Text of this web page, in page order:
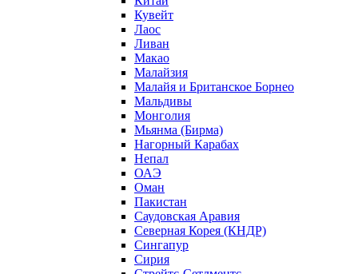
Кувейт
Лаос
Ливан
Макао
Малайзия
Малайя и Британское Борнео
Мальдивы
Монголия
Мьянма (Бирма)
Нагорный Карабах
Непал
ОАЭ
Оман
Пакистан
Саудовская Аравия
Северная Корея (КНДР)
Сингапур
Сирия